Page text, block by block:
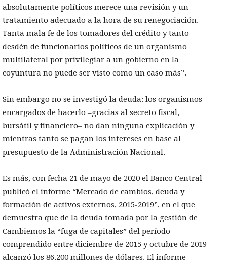
absolutamente políticos merece una revisión y un
tratamiento adecuado a la hora de su renegociación.
Tanta mala fe de los tomadores del crédito y tanto
desdén de funcionarios políticos de un organismo
multilateral por privilegiar a un gobierno en la
coyuntura no puede ser visto como un caso más”.
Sin embargo no se investigó la deuda: los organismos
encargados de hacerlo –gracias al secreto fiscal,
bursátil y financiero– no dan ninguna explicación y
mientras tanto se pagan los intereses en base al
presupuesto de la Administración Nacional.
Es más, con fecha 21 de mayo de 2020 el Banco Central
publicó el informe “Mercado de cambios, deuda y
formación de activos externos, 2015-2019”, en el que
demuestra que de la deuda tomada por la gestión de
Cambiemos la “fuga de capitales” del período
comprendido entre diciembre de 2015 y octubre de 2019
alcanzó los 86.200 millones de dólares. El informe